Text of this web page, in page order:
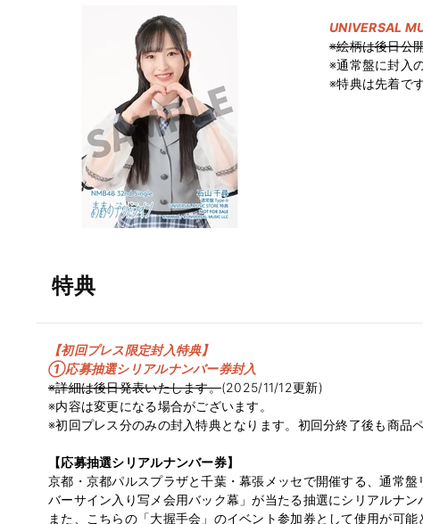
UNIVERSAL
※絵柄は後日公
※通常盤に封入
※特典は先着で
特典
【初回プレス限定封入特典】
①応募抽選シリアルナンバー券封入
※詳細は後日発表いたします。(2025/11/12更新)
※内容は変更になる場合がございます。
※初回プレス分のみの封入特典となります。初回分終了後も商品
【応募抽選シリアルナンバー券】
京都・京都パルスプラザと千葉・幕張メッセで開催する、通常
バーサイン入り写メ会用バック幕」が当たる抽選にシリアルナン
また、こちらの「大握手会」のイベント参加券として使用が可